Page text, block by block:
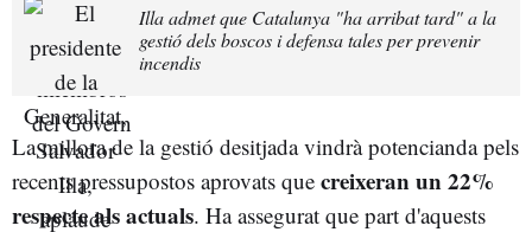
Illa admet que Catalunya "ha arribat tard" a la
gestió dels boscos i defensa tales per prevenir
incendis
La millora de la gestió desitjada vindrà potencianda pels
recents pressupostos aprovats que creixeran un 22%
respecte als actuals. Ha assegurat que part d'aquests